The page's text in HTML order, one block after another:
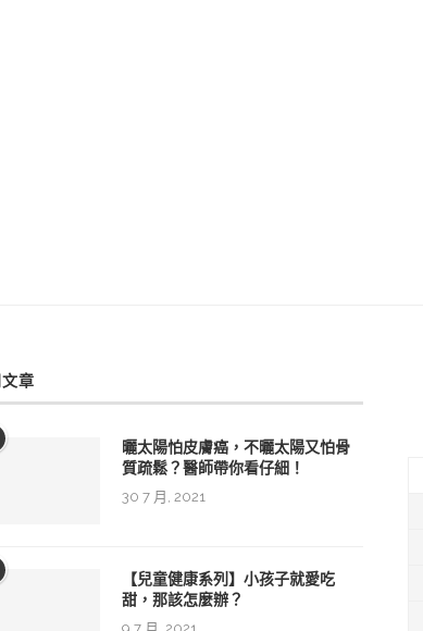
章
曬太陽怕皮膚癌，不曬太陽又怕骨
質疏鬆？醫師帶你看仔細！
30 7 月, 2021
【兒童健康系列】小孩子就愛吃
甜，那該怎麼辦？